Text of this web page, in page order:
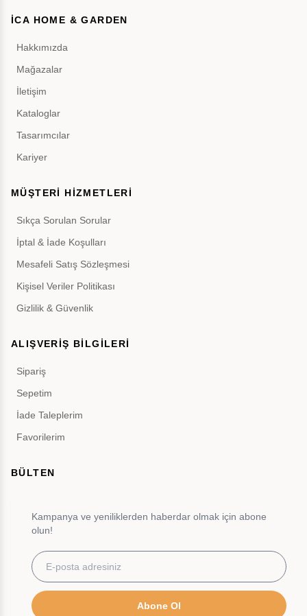
İCA HOME & GARDEN
Hakkımızda
Mağazalar
İletişim
Kataloglar
Tasarımcılar
Kariyer
MÜŞTERİ HİZMETLERİ
Sıkça Sorulan Sorular
İptal & İade Koşulları
Mesafeli Satış Sözleşmesi
Kişisel Veriler Politikası
Gizlilik & Güvenlik
ALIŞVERİŞ BİLGİLERİ
Sipariş
Sepetim
İade Taleplerim
Favorilerim
BÜLTEN
Kampanya ve yeniliklerden haberdar olmak için abone
olun!
Abone Ol